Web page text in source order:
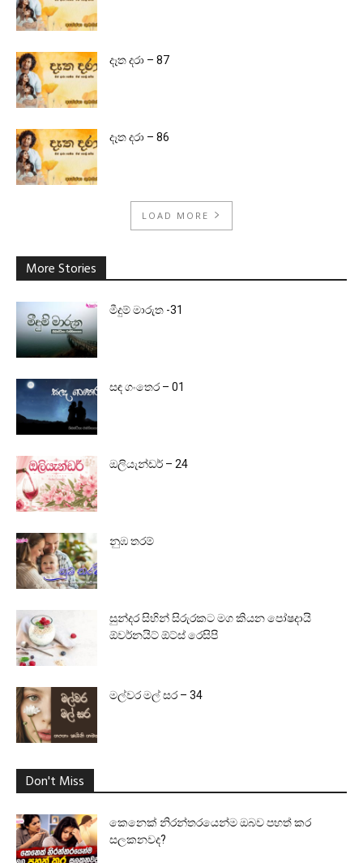
දෑත දරා – 87
දෑත දරා – 86
LOAD MORE
More Stories
මීදුම් මාරුත -31
සඳ ගංතෙර – 01
ඔලියැන්ඩර් – 24
නුඹ තරම්
සුන්දර සිහින් සිරුරකට මග කියන පෝෂදායි
ඕවර්නයිට් ඕට්ස් රෙසිපි
මල්වර මල් සර – 34
Don't Miss
කෙනෙක් නිරන්තරයෙන්ම ඔබව පහත් කර
සලකනවද?